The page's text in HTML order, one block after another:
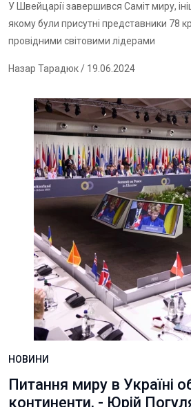
У Швейцарії завершився Саміт миру,
якому були присутні представники 78
провідними світовими лідерами
Назар Тарадюк/ 19.06.2024
НОВИНИ
Питання миру в Україні
континенти, - Юрій